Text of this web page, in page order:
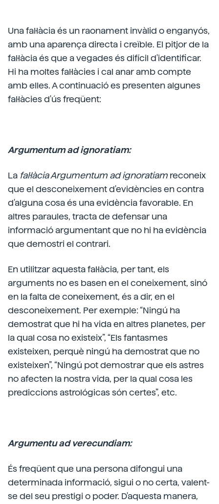
Una fal·làcia és un raonament invàlid o enganyós,
amb una aparença directa i creïble. El pitjor de la
fal·làcia és que a vegades és difícil d'identificar.
Hi ha moltes fal·làcies i cal anar amb compte
amb elles. A continuació es presenten algunes
fal·làcies d'ús freqüent:
Argumentum ad ignoratiam:
La fal·làcia Argumentum ad ignoratiamreconeix
que el desconeixement d'evidències en contra
d'alguna cosa és una evidència favorable. En
altres paraules, tracta de defensar una
informació argumentant que no hi ha evidència
que demostri el contrari.
En utilitzar aquesta fal·làcia, per tant, els
arguments no es basen en el coneixement, sinó
en la falta de coneixement, és a dir, en el
desconeixement. Per exemple: “Ningú ha
demostrat que hi ha vida en altres planetes, per
la qual cosa no existeix”, “Els fantasmes
existeixen, perquè ningú ha demostrat que no
existeixen”, “Ningú pot demostrar que els astres
no afecten la nostra vida, per la qual cosa les
prediccions astrológicas són certes”, etc.
Argumentu ad verecundiam:
És freqüent que una persona difongui una
determinada informació, sigui o no certa, valent-
se del seu prestigi o poder. D'aquesta manera,